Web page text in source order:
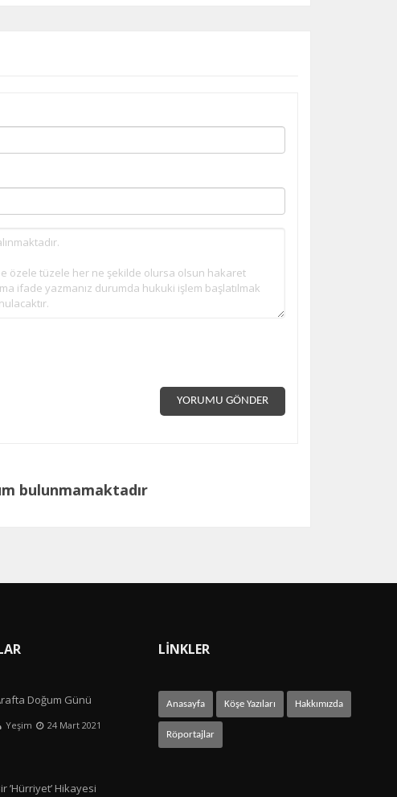
YORUMU GÖNDER
bulunmamaktadır
Doğum Günü
Yeşim 24 Mart 2021
’Hürriyet’ Hikayesi
LİNKLER
Anasayfa Köşe Yazıları Hakkımızda
Röportajlar